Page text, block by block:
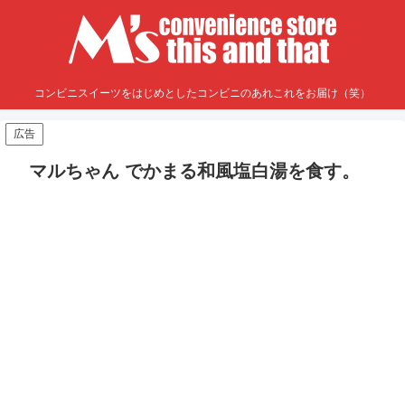
コンビニスイーツをはじめとしたコンビニのあれこれをお届け（笑）
広告
マルちゃん でかまる和風塩白湯を食す。